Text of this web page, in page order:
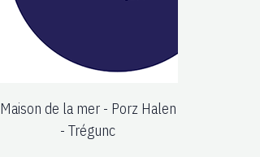
Maison de la mer - Porz Halen
- Trégunc